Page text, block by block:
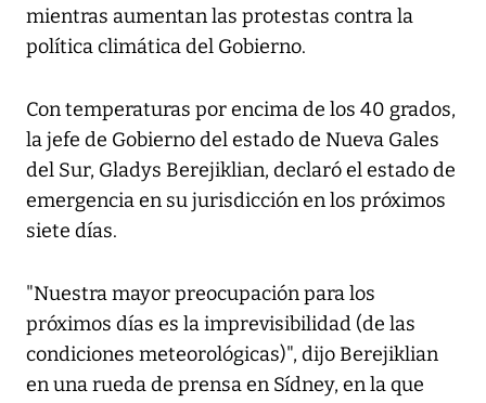
mientras aumentan las protestas contra la
política climática del Gobierno.
Con temperaturas por encima de los 40 grados,
la jefe de Gobierno del estado de Nueva Gales
del Sur, Gladys Berejiklian, declaró el estado de
emergencia en su jurisdicción en los próximos
siete días.
"Nuestra mayor preocupación para los
próximos días es la imprevisibilidad (de las
condiciones meteorológicas)", dijo Berejiklian
en una rueda de prensa en Sídney, en la que